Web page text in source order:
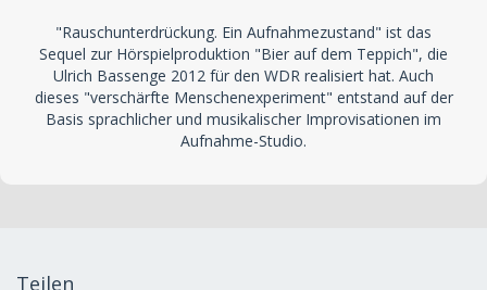
"Rauschunterdrückung. Ein Aufnahmezustand" ist das
Sequel zur Hörspielproduktion "Bier auf dem Teppich", die
Ulrich Bassenge 2012 für den WDR realisiert hat. Auch
dieses "verschärfte Menschenexperiment" entstand auf der
Basis sprachlicher und musikalischer Improvisationen im
Aufnahme-Studio.
Teilen